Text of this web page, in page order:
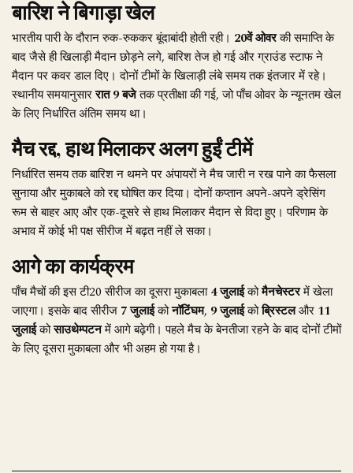
बारिश ने बिगाड़ा खेल
भारतीय पारी के दौरान रुक-रुककर बूंदाबांदी होती रही। 20वें ओवरकी समाप्ति के
बाद जैसे ही खिलाड़ी मैदान छोड़ने लगे, बारिश तेज हो गई और ग्राउंड स्टाफ ने
मैदान पर कवर डाल दिए। दोनों टीमों के खिलाड़ी लंबे समय तक इंतजार में रहे।
स्थानीय समयानुसाररात 9 बजेतक प्रतीक्षा की गई, जो पाँच ओवर के न्यूनतम खेल
के लिए निर्धारित अंतिम समय था।
मैच रद्द, हाथ मिलाकर अलग हुईं टीमें
निर्धारित समय तक बारिश न थमने पर अंपायरों ने मैच जारी न रख पाने का फैसला
सुनाया और मुकाबले को रद्द घोषित कर दिया। दोनों कप्तान अपने-अपने ड्रेसिंग
रूम से बाहर आए और एक-दूसरे से हाथ मिलाकर मैदान से विदा हुए। परिणाम के
अभाव में कोई भी पक्ष सीरीज में बढ़त नहीं ले सका।
आगे का कार्यक्रम
पाँच मैचों की इस टी20 सीरीज का दूसरा मुकाबला4 जुलाईकोमैनचेस्टरमें खेला
जाएगा। इसके बाद सीरीज 7 जुलाईकोनॉटिंघम, 9 जुलाईकोब्रिस्टलऔर 11
जुलाईकोसाउथेम्पटनमें आगे बढ़ेगी। पहले मैच के बेनतीजा रहने के बाद दोनों टीमों
के लिए दूसरा मुकाबला और भी अहम हो गया है।